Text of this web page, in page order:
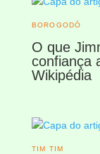
BOROGODÓ
O que
confiança
Wikipédia
TIM TIM